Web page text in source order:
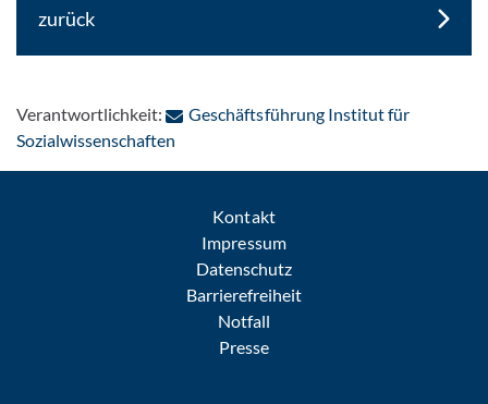
zurück
Verantwortlichkeit:
Geschäftsführung Institut für
Sozialwissenschaften
Kontakt
Impressum
Datenschutz
Barrierefreiheit
Notfall
Presse